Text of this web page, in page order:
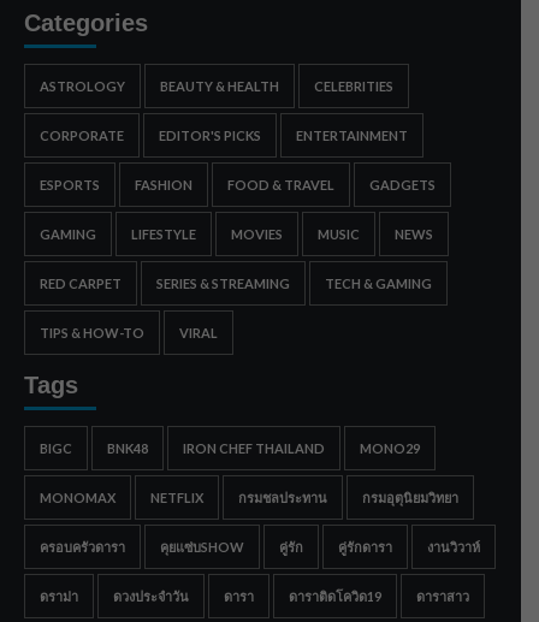
Categories
ASTROLOGY BEAUTY & HEALTH CELEBRITIES
CORPORATE EDITOR'S PICKS ENTERTAINMENT
ESPORTS FASHION FOOD & TRAVEL GADGETS
GAMING LIFESTYLE MOVIES MUSIC NEWS
RED CARPET SERIES & STREAMING TECH & GAMING
TIPS & HOW-TO VIRAL
Tags
BIGC BNK48 IRON CHEF THAILAND MONO29
MONOMAX NETFLIX กรมชลประทาน กรมอุตุนิยมวิทยา
ครอบครัวดารา คุยแซ่บSHOW คู่รัก คู่รักดารา งานวิวาห์
ดราม่า ดวงประจำวัน ดารา ดาราติดโควิด19 ดาราสาว